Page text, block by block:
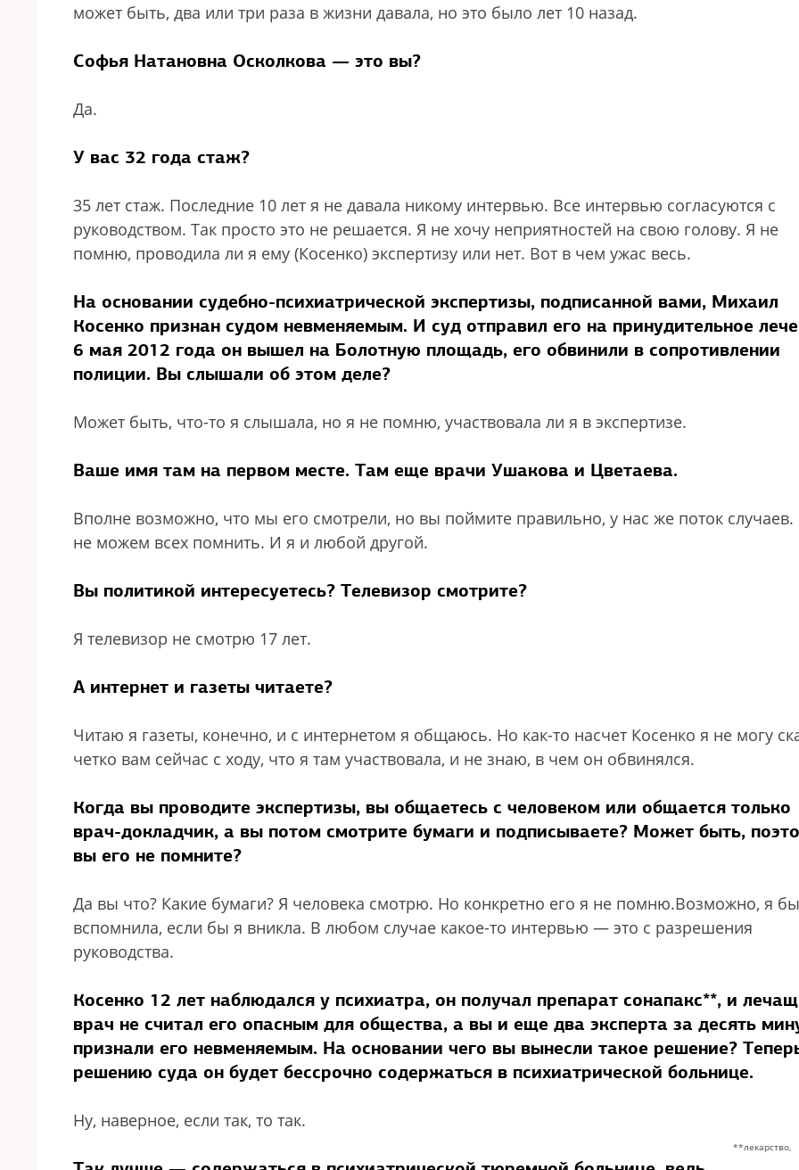
может быть, два или три раза в жизни давала, но это было лет 10 назад.
Софья Натановна Осколкова — это вы?
Да.
У вас 32 года стаж?
35 лет стаж. Последние 10 лет я не давала никому интервью. Все интервью согласуются с
руководством. Так просто это не решается. Я не хочу неприятностей на свою голову. Я не
помню, проводила ли я ему (Косенко) экспертизу или нет. Вот в чем ужас весь.
На основании судебно-психиатрической экспертизы, подписанной вами, Михаил
Косенко признан судом невменяемым. И суд отправил его на принудительное
6 мая 2012 года он вышел на Болотную площадь, его обвинили в сопротивлении
полиции. Вы слышали об этом деле?
Может быть, что-то я слышала, но я не помню, участвовала ли я в экспертизе.
Ваше имя там на первом месте. Там еще врачи Ушакова и Цветаева.
Вполне возможно, что мы его смотрели, но вы поймите правильно, у нас же поток
не можем всех помнить. И я и любой другой.
Вы политикой интересуетесь? Телевизор смотрите?
Я телевизор не смотрю 17 лет.
А интернет и газеты читаете?
Читаю я газеты, конечно, и с интернетом я общаюсь. Но как-то насчет Косенко я не могу
четко вам сейчас с ходу, что я там участвовала, и не знаю, в чем он обвинялся.
Когда вы проводите экспертизы, вы общаетесь с человеком или общается только
врач-докладчик, а вы потом смотрите бумаги и подписываете? Может быть,
вы его не помните?
Да вы что? Какие бумаги? Я человека смотрю. Но конкретно его я не помню.Возможно, я бы
вспомнила, если бы я вникла. В любом случае какое-то интервью — это с разрешения
руководства.
Косенко 12 лет наблюдался у психиатра, он получал препарат сонапакс**, и
врач не считал его опасным для общества, а вы и еще два эксперта за десять
признали его невменяемым. На основании чего вы вынесли такое решение?
решению суда он будет бессрочно содержаться в психиатрической больнице.
Ну, наверное, если так, то так.
**лекарство,